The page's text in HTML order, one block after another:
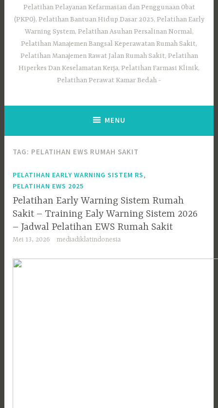
Pelatihan Pelayanan Kefarmasian dan Penggunaan Obat
(PKPO), Pelatihan Bantuan Hidup Dasar 2025, Pelatihan Early
Warning System, Pelatihan Asuhan Persalinan Normal,
Pelatihan Manajemen Bangsal Keperawatan Rumah Sakit,
Pelatihan Manajemen Rawat Jalan Rumah Sakit, Pelatihan
Hiperkes Dan Keselamatan Kerja, Pelatihan Farmasi Klinik,
Pelatihan Perawat Kamar Bedah
MENU
TAG: PELATIHAN EWS RUMAH SAKIT
PELATIHAN EARLY WARNING SISTEM RS
PELATIHAN EWS 2025
Pelatihan Early Warning Sistem Rumah
Sakit – Training Ealy Warning Sistem 2026
– Jadwal Pelatihan EWS Rumah Sakit
Mei 13, 2026 mediadiklatindonesia